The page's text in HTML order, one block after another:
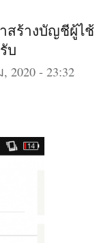
สร้างบัญชีผู้ไช้
บ
2020 - 23:32